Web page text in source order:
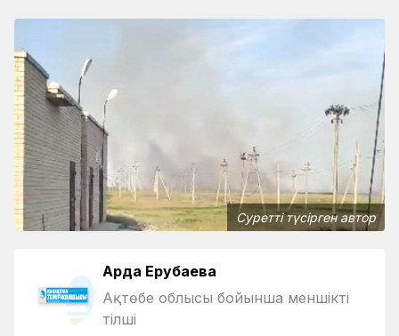
Суретті түсірген автор
Ардақ Ерубаева
Ақтөбе облысы бойынша меншікті
тілші